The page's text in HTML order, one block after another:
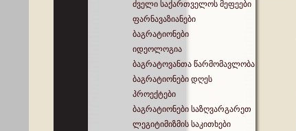
ძველი საქართველოს მეფეები
ფარნავაზიანები
ბაგრატიონები
იდეოლოგია
ბაგრატოვანთა წარმომავლობა
ბაგრატიონები დღეს
პროექტები
ბაგრატიონები საზღვარგარეთ
ლეგიტიმიზმის საკითხები